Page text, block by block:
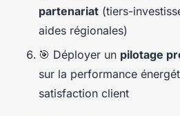
partenariat (tiers-
aides régionales)
🎯 Déployer un pilotage
sur la performance
satisfaction client